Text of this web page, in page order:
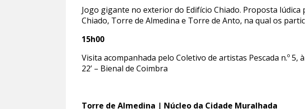
Jogo gigante no exterior do Edifício Chiado. Proposta
Chiado, Torre de Almedina e Torre de Anto, na qual os
15h00
Visita acompanhada pelo Coletivo de artistas Pescada n.º
22’ – Bienal de Coimbra
Torre de Almedina | Núcleo da Cidade Muralhada